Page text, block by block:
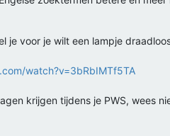
voor je wilt een lampje
watch?v=3bRbIMTf5TA
krijgen tijdens je PWS, wees